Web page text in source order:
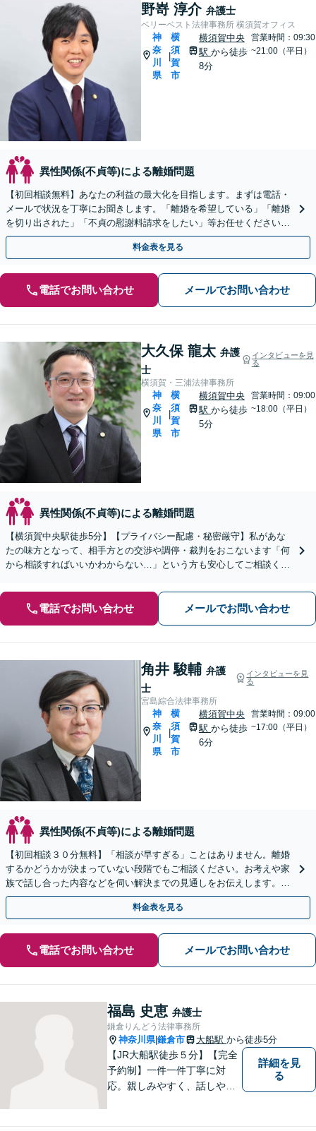
野嵜 淳介 弁護士
ベリーベスト法律事務所 横須賀オフィス
神
奈
川
県
|
横
須
賀
市
横須賀中央
駅 から徒歩
8分
営業時間：09:30
~21:00（平日）
異性関係(不貞等)による離婚問題
【初回相談無料】あなたの利益の最大化を目指します。まずは電話・
メールで状況を丁寧にお聞きします。「離婚を希望している」「離婚
を切り出された」「不貞の慰謝料請求をしたい」等お任せください。
【リーズナブルな料金設定】
料金表を見る
電話でお問い合わせ メールでお問い合わせ
大久保 龍太 弁護
士
インタビューを見
る
横須賀・三浦法律事務所
神
奈
川
県
|
横
須
賀
市
横須賀中央
駅 から徒歩
5分
営業時間：09:00
~18:00（平日）
異性関係(不貞等)による離婚問題
【横須賀中央駅徒歩5分】【プライバシー配慮・秘密厳守】私があな
たの味方となって、相手方との交渉や調停・裁判をおこないます「何
から相談すればいいかわからない…」という方も安心してご相談くだ
電話でお問い合わせ メールでお問い合わせ
角井 駿輔 弁護
士
インタビューを見
る
宮島綜合法律事務所
神
奈
川
県
|
横
須
賀
市
横須賀中央
駅 から徒歩
6分
営業時間：09:00
~17:00（平日）
異性関係(不貞等)による離婚問題
【初回相談３０分無料】「相談が早すぎる」ことはありません。離婚
するかどうかが決まっていない段階でもご相談ください。お考えや家
族で話し合った内容などを伺い解決までの見通しをお伝えします。不
貞慰謝料、財産分与、養育費など、幅広く対応します。
料金表を見る
電話でお問い合わせ メールでお問い合わせ
福島 史恵 弁護士
鎌倉りんどう法律事務所
神奈川県|鎌倉市 大船駅 から徒歩5分
【JR大船駅徒歩５分】【完全
予約制】一件一件丁寧に対
応。親しみやすく、話しやす
詳細を見
る